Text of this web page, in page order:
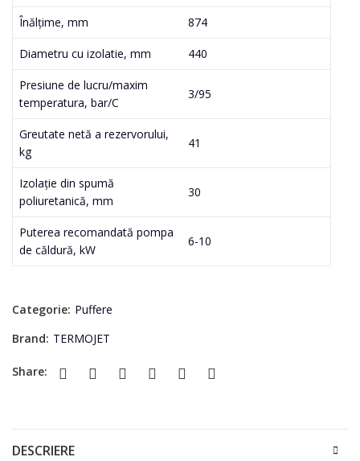
Înălțime, mm 874
Diametru cu izolatie, mm 440
Presiune de lucru/maxim
temperatura, bar/C
3/95
Greutate netă a rezervorului,
kg
41
Izolație din spumă
poliuretanică, mm
30
Puterea recomandată pompa
de căldură, kW
6-10
Categorie: Puffere
Brand: TERMOJET
Share:
DESCRIERE